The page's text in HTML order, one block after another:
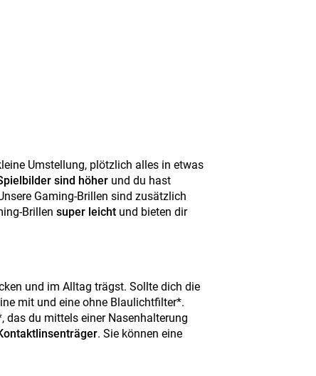
Umstellung, plötzlich alles in etwas
sind höher und du hast
Gaming-Brillen sind zusätzlich
Brillen super leicht und bieten dir
und im Alltag trägst. Sollte dich die
mit und eine ohne Blaulichtfilter*.
das du mittels einer Nasenhalterung
. Sie können eine